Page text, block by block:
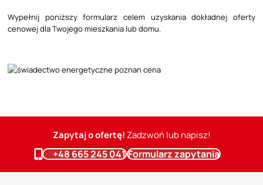
Wypełnij poniższy formularz celem uzyskania dokładnej oferty
cenowej dla Twojego mieszkania lub domu.
Zapytaj o ofertę!Zadzwoń lub napisz!
+48 665 245 041Formularz zapytania